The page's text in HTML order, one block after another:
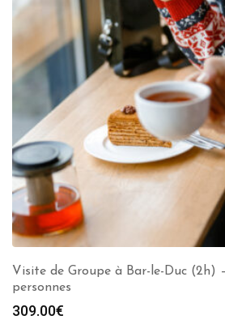
Visite de Groupe à Bar-le-Duc (2h)
personnes
309.00€